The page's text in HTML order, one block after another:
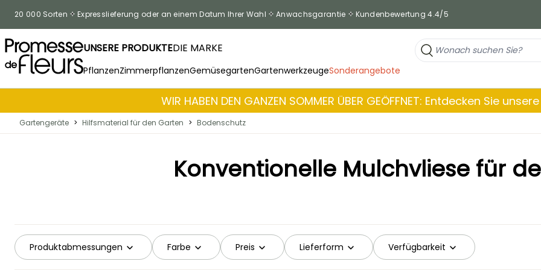
20 000 Sorten Expresslieferung oder an einem Datum Ihrer Wahl Anwachsgarantie Kundenbewertung 4.4/5
UNSERE PRODUKTEDIE MARKE
PflanzenZimmerpflanzenGemüsegartenGartenwerkzeugeSonderangebote
WIR HABEN DEN GANZEN SOMMER ÜBER GEÖFFNET: Entdecken Sie
Gartengeräte > Hilfsmaterial für den Garten > Bodenschutz
Konventionelle Mulchvliese für
Produktabmessungen Farbe Preis Lieferform Verfügbarkeit